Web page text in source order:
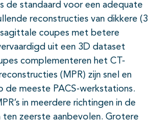
de standaard voor een adequate
reconstructies van dikkere (3
coupes met betere
uit een 3D dataset
complementeren het CT-
(MPR) zijn snel en
de meeste PACS-werkstations.
in meerdere richtingen in de
zeerste aanbevolen. Grotere